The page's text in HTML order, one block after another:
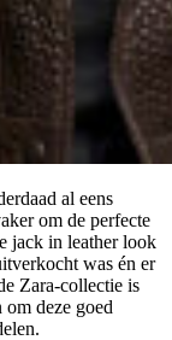
al eens
om de perfecte
jack in leather look
was én er
Zara-collectie is
deze goed